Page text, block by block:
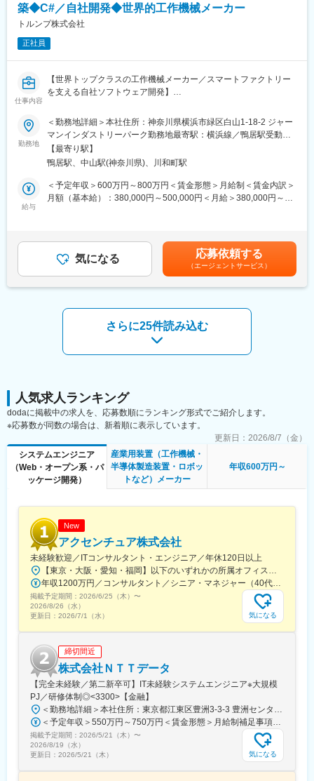
・外観検査
・ロボットピッキング
＜時系列解析＞
・特許文書調査
・社内文書の検索
＜数理最適化＞
・スケジューリング最適化
・配送計画最適化
・設備制御最適化
■具体的には：
（1）開発・現場実装 ※得意な分野のプロジェクトに参画
（2）資料作成・顧客折衝
・定例MTGにおける資料作成・報告
は、デジタル活用による業務効率化・生産性向上が求められてい
そこで私たちは、製造現場の自動化及び省人化を支援するべく、
自社開発のAI技術を活用したソフトウェアプロダクト + ハードウ
拡大しており、今後も製造現場における様々な課題解決に向け
た、自社製のAIソフトウェア×IoTによる新たなソリューション領
域へと事業を拡大していきます
変更の範囲：会社の定める業務
築◆C#／自社開発◆世界的工作機械メーカー
トルンプ株式会社
正社員
仕事内容
【世界トップクラスの工作機械メーカー／スマートファクトリー
を支える自社ソフトウェア開発】
■業務概要
当社はドイツに本社を置く世界有数の工作機械メーカーです。
本ポジションでは、板金加工機・自動化設備・産業ロボット・
AGVなどを連携させる自動生産用スケジューリングシステムの開
発を通じて、お客様の生産活動の自動化・効率化を支援していた
だきます。
単なるアプリケーション開発ではなく、
・要件定義
・現地導入
・運用支援
まで一貫して携わることができるため、自身が開発したシステム
（1）自動生産用スケジューリングシステムの開発
顧客要件の整理および要件定義
機能設計・詳細設計
ユニットテスト・品質改善
不具合解析および改善
（2）システム導入・運用支援
システムセットアップ
技術マニュアル作成
顧客向けトレーニング
技術サポート
フィードバックを基にした改善提案
API開発
他社システムとの連携開発
IoT・生産管理システムとの連携
自動化設備のPoC検証
技術課題の分析および改善提案
■当ポジションの魅力
◎開発だけで終わらない
設計・開発だけでなく、導入・運用まで担当するため、自分が作
ったシステムが実際の工場で稼働し、生産性向上に貢献するまで
見届けることができます。
◎スマートファクトリーの最前線
産業ロボット、AGV、自動化設備など、多様な技術を組み合わせ
た最先端の工場自動化プロジェクトに携われます。
◎グローバル環境
ドイツ本社との技術連携があり、日常的に英語に触れる環境で
す。英語力を活かしながら、世界レベルの技術やノウハウを学べ
ます。
変更の範囲：会社の定める業務
勤務地
＜勤務地詳細＞本社住所：神奈川県横浜市緑区白山1-18-2 ジャー
マンインダストリーパーク勤務地最寄駅：横浜線／鴨居駅受動喫
煙対策：屋内全面禁煙変更の範囲：会社の定める事業所（リモー
トワーク含む）
【最寄り駅】
鴨居駅、中山駅(神奈川県)、川和町駅
給与
＜予定年収＞600万円～800万円＜賃金形態＞月給制＜賃金内訳＞
月額（基本給）：380,000円～500,000円＜月給＞380,000円～
気になる 応募依頼する
（エージェントサービス）
さらに25件読み込む
人気求人ランキング
dodaに掲載中の求人を、応募数順にランキング形式でご紹介します。
※応募数が同数の場合は、新着順に表示しています。
更新日： 2026/8/7（金）
システムエンジニア
（Web・オープン系・パ
ッケージ開発）
産業用装置（工作機械・
半導体製造装置・ロボッ
トなど）メーカー
年収600万円～
New
アクセンチュア株式会社
未経験歓迎／ITコンサルタント・エンジニア／年休120日以上
掲載予定期間： 2026/6/25（木） 〜
2026/8/26（水）
更新日： 2026/7/1（水） 気になる
締切間近
株式会社ＮＴＴデータ
【完全未経験／第二新卒可】IT未経験システムエンジニア※大規模
PJ／研修体制◎<3300>【金融】
掲載予定期間： 2026/5/21（木） 〜
2026/8/19（水）
更新日： 2026/5/21（木） 気になる